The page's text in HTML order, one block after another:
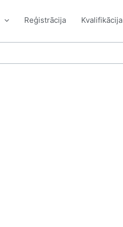
Reģistrācija Kvalifikācija